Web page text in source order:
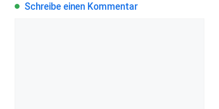
Schreibe einen Kommentar